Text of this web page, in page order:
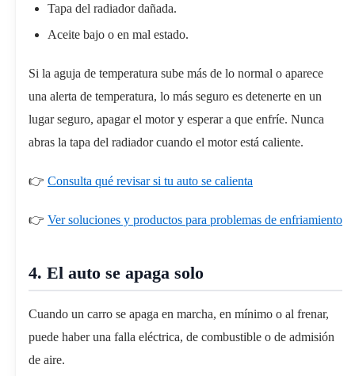
Tapa del radiador dañada.
Aceite bajo o en mal estado.
Si la aguja de temperatura sube más de lo normal o aparece
una alerta de temperatura, lo más seguro es detenerte en un
lugar seguro, apagar el motor y esperar a que enfríe. Nunca
abras la tapa del radiador cuando el motor está caliente.
👉 Consulta qué revisar si tu auto se calienta
👉 Ver soluciones y productos para problemas de enfriamiento
4. El auto se apaga solo
Cuando un carro se apaga en marcha, en mínimo o al frenar,
puede haber una falla eléctrica, de combustible o de admisión
de aire.